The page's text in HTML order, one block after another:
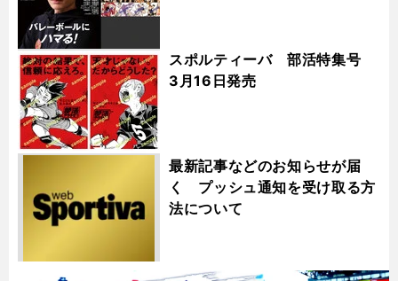
スポルティーバ 部活特集号
3月16日発売
最新記事などのお知らせが届
く プッシュ通知を受け取る方
法について